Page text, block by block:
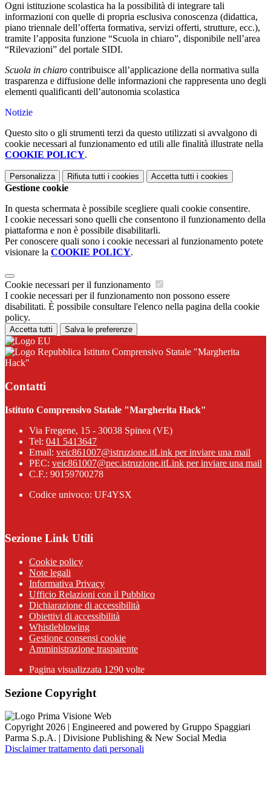
Ogni istituzione scolastica ha la possibilità di integrare tali
informazioni con quelle di propria esclusiva conoscenza (didattica,
piano triennale dell’offerta formativa, servizi offerti, strutture, ecc.),
tramite l’apposita funzione “Scuola in chiaro”, disponibile nell’area
“Rilevazioni” del portale SIDI.
Scuola in chiaro contribuisce all’applicazione della normativa sulla
trasparenza e diffusione delle informazioni che rappresenta uno degli
elementi qualificanti dell’autonomia scolastica
Notizie
Questo sito o gli strumenti terzi da questo utilizzati si avvalgono di
cookie necessari al funzionamento ed utili alle finalità illustrate nella
COOKIE POLICY.
Personalizza Rifiuta tutti i cookies Accetta tutti i cookies
Gestione cookie
In questa schermata è possibile scegliere quali cookie consentire.
I cookie necessari sono quelli che consentono il funzionamento della
piattaforma e non è possibile disabilitarli.
Per conoscere quali sono i cookie necessari al funzionamento potete
visionare la COOKIE POLICY.
Cookie necessari per il funzionamento
I cookie necessari per il funzionamento non possono essere
disabilitati. È possibile consultare l'elenco nella pagina della cookie
policy.
Accetta tutti Salva le preferenze
Istituto Comprensivo Statale "Margherita
Hack"
Contatti
Istituto Comprensivo Statale "Margherita Hack"
Via Fregene, 15 - 30038 Spinea (VE)
Tel: 041 5413647
Email: veic861007@istruzione.itLink per inviare una mail
PEC: veic861007@pec.istruzione.itLink per inviare una mail
C.F.: 90159700278
Codice univoco: UF4YSX
Sezione Link Utili
Cookie policy
Note legali
Informativa Privacy
Ufficio Relazioni con il Pubblico
Dichiarazione di accessibilità
Obiettivi di accessibilità
Whistleblowing
Gestione consensi cookie
Amministrazione trasparente
Pagina visualizzata 1290 volte
Sezione Copyright
Copyright 2026 | Engineered and powered by Gruppo Spaggiari
Parma S.p.A. | Divisione Publishing & New Social Media
Disclaimer trattamento dati personali